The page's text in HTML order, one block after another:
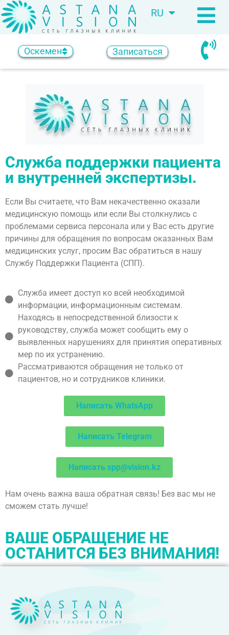
RU
KZ
Оскемен Записаться
Служба поддержки пациента
и внутренней экспертизы.
Если Вы считаете, что Вам некачественно оказали
медицинскую помощь или если Вы столкнулись с
проблемами сервиса персонала или у Вас есть другие
причины для обращения по вопросам оказанных Вам
медицинских услуг, просим Вас обратиться в нашу
Службу Поддержки Пациента (СПП).
Служба имеет доступ ко всей необходимой
информации, информационным системам.
Находясь в непосредственной близости к
руководству, служба может сообщить ему о
выявленных нарушениях для принятия оперативных
мер по их устранению.
Рассматриваются обращения не только от
пациентов, но и сотрудников клиники.
Написать WhatsApp
Написать Telegram
Написать spp@vision.kz
Нам очень важна ваша обратная связь! Без вас мы не
сможем стать лучше!
ВАШЕ ОБРАЩЕНИЕ НЕ
ОСТАНИТСЯ БЕЗ ВНИМАНИЯ!